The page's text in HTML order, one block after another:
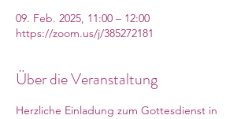
09. Feb. 2025, 11:00 – 12:00
https://zoom.us/j/385272181
Über die Veranstaltung
Herzliche Einladung zum Gottesdienst in